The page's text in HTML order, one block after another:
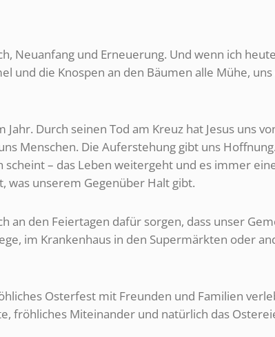
Neuanfang und Erneuerung. Und wenn ich
und die Knospen an den Bäumen alle Mühe,
Durch seinen Tod am Kreuz hat Jesus uns
Menschen. Die Auferstehung gibt uns
scheint – das Leben weitergeht und es immer
was unserem Gegenüber Halt gibt.
an den Feiertagen dafür sorgen, dass unser
im Krankenhaus in den Supermärkten oder
Osterfest mit Freunden und Familien
fröhliches Miteinander und natürlich das